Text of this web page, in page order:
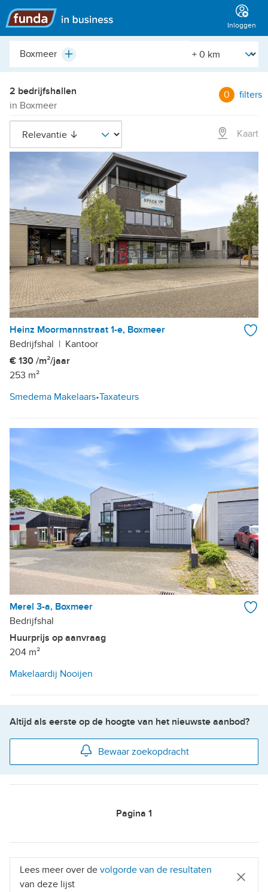
Hoofdmenu
Inloggen
Plaats,
etc.
Plus [Straal]
2 bedrijfshallen
in Boxmeer
0 filters
Kaart
Heinz Moormannstraat 1-e, Boxmeer
Bedrijfshal | Kantoor
€ 130 /m²/jaar
253 m²
Smedema Makelaars•Taxateurs
Merel 3-a, Boxmeer
Bedrijfshal
Huurprijs op aanvraag
204 m²
Makelaardij Nooijen
Altijd als eerste op de hoogte van het nieuwste aanbod?
Bewaar zoekopdracht
Pagina 1
Lees meer over de volgorde van de resultaten
van deze lijst